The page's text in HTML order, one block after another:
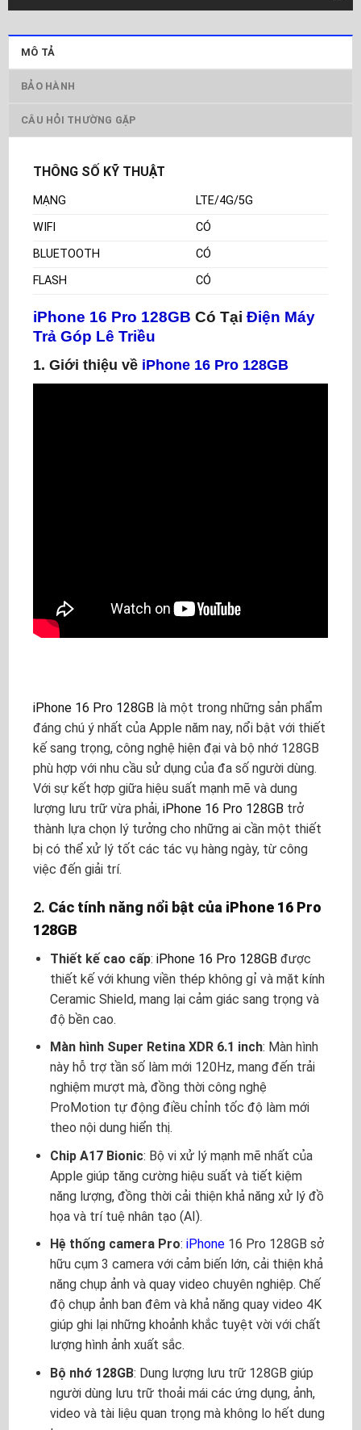
MÔ TẢ
BẢO HÀNH
CÂU HỎI THƯỜNG GẶP
THÔNG SỐ KỸ THUẬT
MẠNG
LTE/4G/5G
WIFI
CÓ
BLUETOOTH
CÓ
FLASH
CÓ
iPhone 16 Pro 128GB Có Tại Điện Máy
Trả Góp Lê Triều
1. Giới thiệu về iPhone 16 Pro 128GB
iPhone 16 Pro 128GB là một trong những sản phẩm
đáng chú ý nhất của Apple năm nay, nổi bật với thiết
kế sang trọng, công nghệ hiện đại và bộ nhớ 128GB
phù hợp với nhu cầu sử dụng của đa số người dùng.
Với sự kết hợp giữa hiệu suất mạnh mẽ và dung
lượng lưu trữ vừa phải, iPhone 16 Pro 128GB trở
thành lựa chọn lý tưởng cho những ai cần một thiết
bị có thể xử lý tốt các tác vụ hàng ngày, từ công
việc đến giải trí.
2. Các tính năng nổi bật của iPhone 16 Pro
128GB
Thiết kế cao cấp: iPhone 16 Pro 128GB được
thiết kế với khung viền thép không gỉ và mặt kính
Ceramic Shield, mang lại cảm giác sang trọng và
độ bền cao.
Màn hình Super Retina XDR 6.1 inch: Màn hình
này hỗ trợ tần số làm mới 120Hz, mang đến trải
nghiệm mượt mà, đồng thời công nghệ
ProMotion tự động điều chỉnh tốc độ làm mới
theo nội dung hiển thị.
Chip A17 Bionic: Bộ vi xử lý mạnh mẽ nhất của
Apple giúp tăng cường hiệu suất và tiết kiệm
năng lượng, đồng thời cải thiện khả năng xử lý đồ
họa và trí tuệ nhân tạo (AI).
Hệ thống camera Pro: iPhone16 Pro 128GB sở
hữu cụm 3 camera với cảm biến lớn, cải thiện khả
năng chụp ảnh và quay video chuyên nghiệp. Chế
độ chụp ảnh ban đêm và khả năng quay video 4K
giúp ghi lại những khoảnh khắc tuyệt vời với chất
lượng hình ảnh xuất sắc.
Bộ nhớ 128GB: Dung lượng lưu trữ 128GB giúp
người dùng lưu trữ thoải mái các ứng dụng, ảnh,
video và tài liệu quan trọng mà không lo hết dung